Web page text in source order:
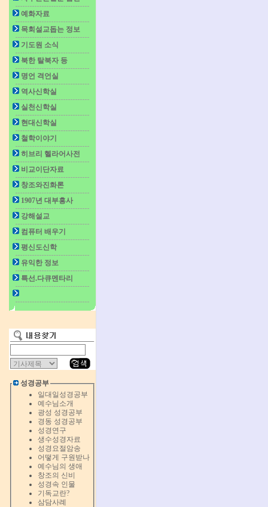
예화자료
목회설교돕는 정보
기도원 소식
북한 탈북자 등
명언 격언실
역사신학실
실천신학실
현대신학실
철학이야기
히브리 헬라어사전
비교이단자료
창조와진화론
1907년 대부흥사
강해설교
컴퓨터 배우기
평신도신학
유익한 정보
특선.다큐멘타리
성경공부
일대일성경공부
예수님소개
광성 성경공부
경동 성경공부
성경연구
생수성경자료
성경요절암송
어떻게 구원받나
예수님의 생애
창조의 신비
성경속 인물
기독교란?
삼담사례